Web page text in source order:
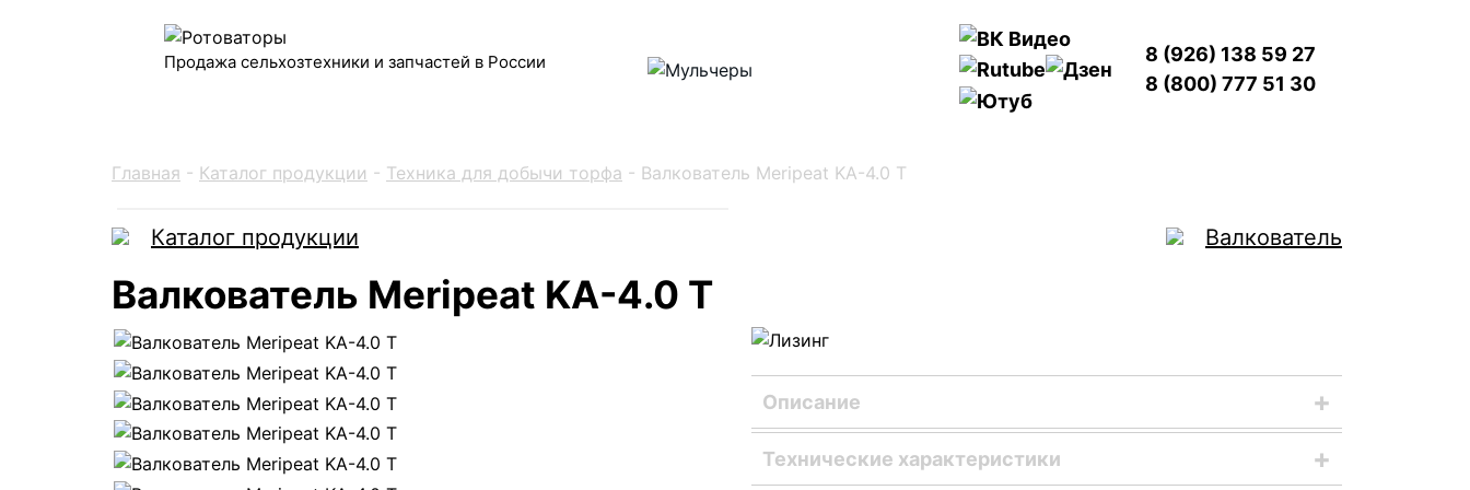
Продажа сельхозтехники и запчастей в России
8 (926) 138 59 27
8 (800) 777 51 30
Главная - Каталог продукции - Техника для добычи торфа - Валкователь Meripeat KA-4.0 T
Каталог продукции Валкователь
Валкователь Meripeat KA-4.0 T
Описание
укомплектованную рольгангами специальной конструкции. В
Технические характеристики